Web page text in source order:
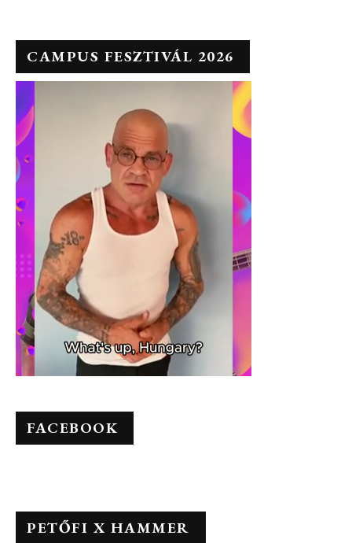
CAMPUS FESZTIVÁL 2026
FACEBOOK
PETŐFI X HAMMER